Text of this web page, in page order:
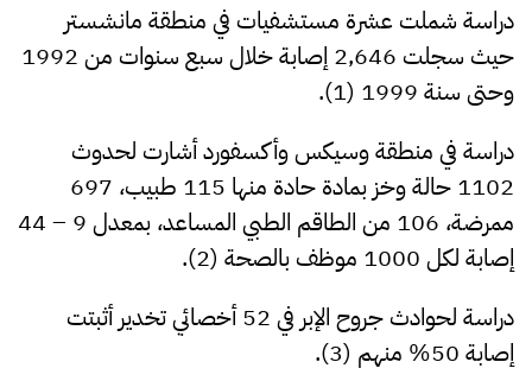
دراسة شملت عشرة مستشفيات في منطقة مانشستر
حيث سجلت 2,646 إصابة خلال سبع سنوات من 1992
وحتى سنة 1999 (1).
دراسة في منطقة وسيكس وأكسفورد أشارت لحدوث
1102 حالة وخز بمادة حادة منها 115 طبيب، 697
ممرضة، 106 من الطاقم الطبي المساعد، بمعدل 9 – 44
إصابة لكل 1000 موظف بالصحة (2).
دراسة لحوادث جروح الإبر في 52 أخصائي تخدير أثبتت
إصابة 50% منهم (3).